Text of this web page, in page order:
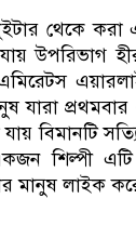
থেকে করা
উপরিভাগ
যারা
বিমানটি
শিল্পী
মানুষ লাইক